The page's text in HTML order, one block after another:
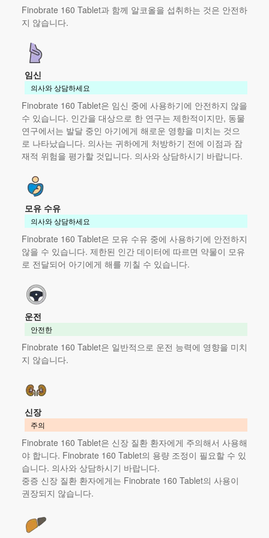
Finobrate 160 Tablet과 함께 알코올을 섭취하는 것은 안전하
지 않습니다.
임신
의사와 상담하세요
Finobrate 160 Tablet은 임신 중에 사용하기에 안전하지 않을
수 있습니다. 인간을 대상으로 한 연구는 제한적이지만, 동물
연구에서는 발달 중인 아기에게 해로운 영향을 미치는 것으
로 나타났습니다. 의사는 귀하에게 처방하기 전에 이점과 잠
재적 위험을 평가할 것입니다. 의사와 상담하시기 바랍니다.
모유 수유
의사와 상담하세요
Finobrate 160 Tablet은 모유 수유 중에 사용하기에 안전하지
않을 수 있습니다. 제한된 인간 데이터에 따르면 약물이 모유
로 전달되어 아기에게 해를 끼칠 수 있습니다.
운전
안전한
Finobrate 160 Tablet은 일반적으로 운전 능력에 영향을 미치
지 않습니다.
신장
주의
Finobrate 160 Tablet은 신장 질환 환자에게 주의해서 사용해
야 합니다. Finobrate 160 Tablet의 용량 조정이 필요할 수 있
습니다. 의사와 상담하시기 바랍니다.
중증 신장 질환 환자에게는 Finobrate 160 Tablet의 사용이
권장되지 않습니다.